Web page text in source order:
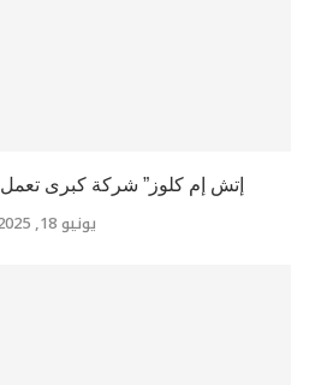
إتش إم كلوز” شركة كبرى تعمل في 27 دولة
يونيو 18, 2025